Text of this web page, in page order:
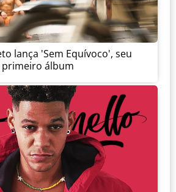
lança 'Sem Equívoco', seu
primeiro álbum